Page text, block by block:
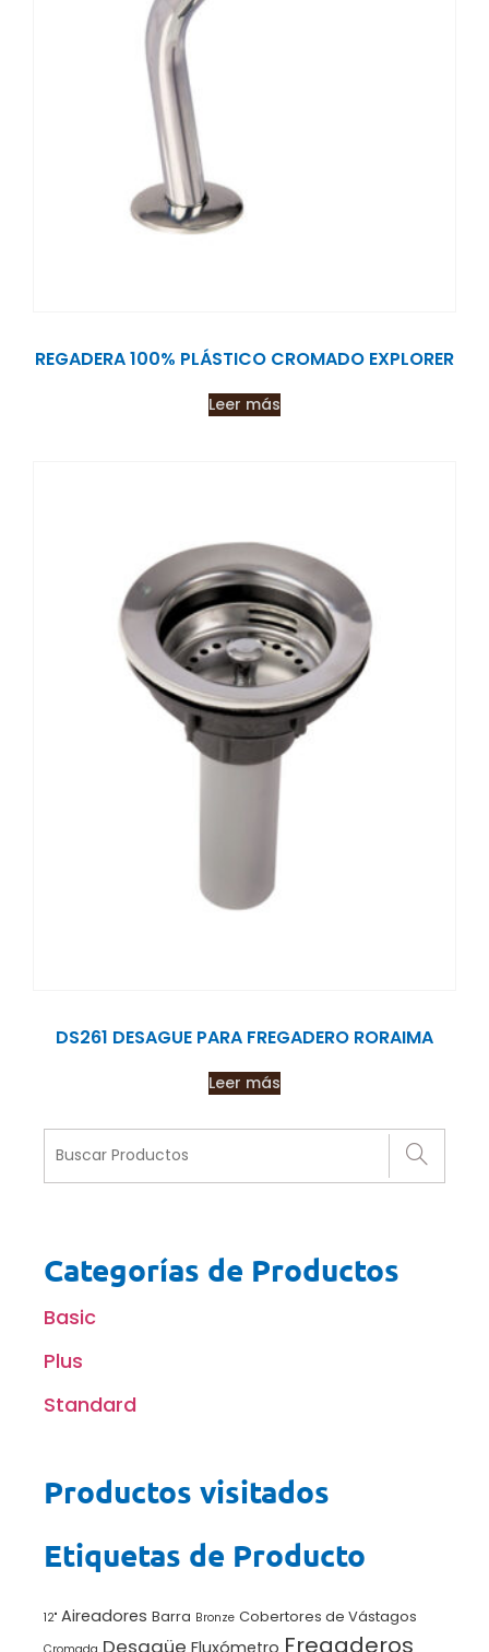
REGADERA 100% PLÁSTICO CROMADO EXPLORER
Leer más
DS261 DESAGUE PARA FREGADERO RORAIMA
Leer más
Categorías de Productos
Basic
Plus
Standard
Productos visitados
Etiquetas de Producto
12" Aireadores Barra Bronze Cobertores de Vástagos
Desagüe Fluxómetro Fregaderos